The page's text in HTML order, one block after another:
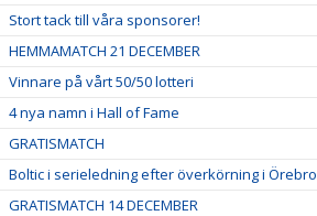
Stort tack till våra sponsorer!
HEMMAMATCH 21 DECEMBER
Vinnare på vårt 50/50 lotteri
4 nya namn i Hall of Fame
GRATISMATCH
Boltic i serieledning efter överkörning i Örebro
GRATISMATCH 14 DECEMBER